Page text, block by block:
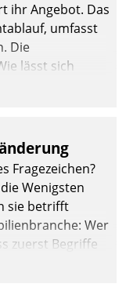
ihr Angebot. Das
umfasst
Die
lässt sich
Freiraum
Fragezeichen?
Wenigsten
sie betrifft
Wer
zuerst Begriffe
Optimierung: